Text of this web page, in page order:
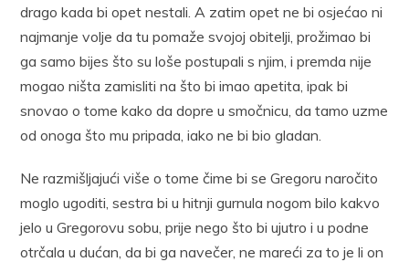
drago kada bi opet nestali. A zatim opet ne bi osjećao ni
najmanje volje da tu pomaže svojoj obitelji, prožimao bi
ga samo bijes što su loše postupali s njim, i premda nije
mogao ništa zamisliti na što bi imao apetita, ipak bi
snovao o tome kako da dopre u smočnicu, da tamo uzme
od onoga što mu pripada, iako ne bi bio gladan.
Ne razmišljajući više o tome čime bi se Gregoru naročito
moglo ugoditi, sestra bi u hitnji gurnula nogom bilo kakvo
jelo u Gregorovu sobu, prije nego što bi ujutro i u podne
otrčala u dućan, da bi ga navečer, ne mareći za to je li on